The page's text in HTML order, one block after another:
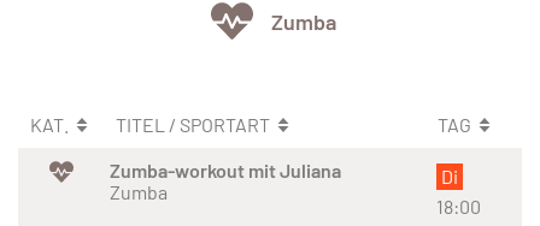
Zumba
KAT. TITEL / SPORTART
TAG
Zumba-workout mit Juliana
Zumba
Di
18:00